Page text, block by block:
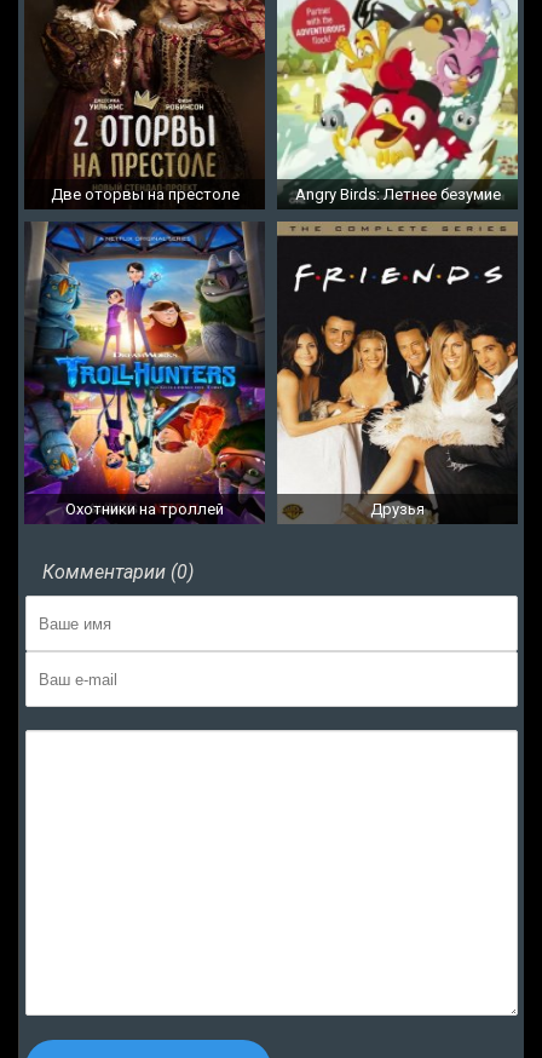
Две оторвы на престоле Angry Birds: Летнее безумие
Охотники на троллей Друзья
Комментарии (0)